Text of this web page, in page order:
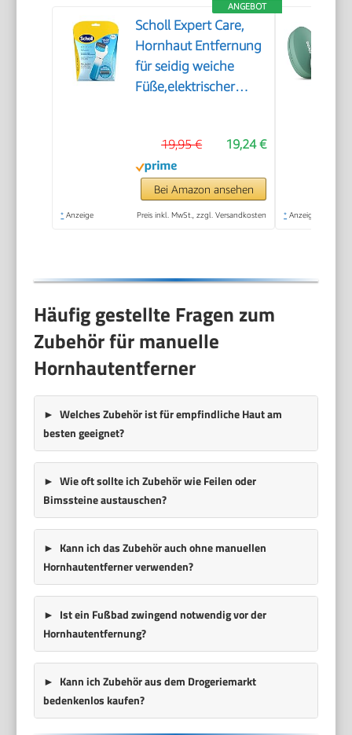
ANGEBOT
Scholl Expert Care,
Hornhaut Entfernung
für seidig weiche
Füße,elektrischer
Meeresmineralien
Rolle für präzise
Ergebnisse,1 Gerät
19,24 €
19,95 €
Bei Amazon ansehen
* Anzeige Preis inkl. MwSt., zzgl. Versandkosten * Anzeige
Häufig gestellte Fragen zum
Zubehör für manuelle
Hornhautentferner
Welches Zubehör ist für empfindliche Haut am
besten geeignet?
Wie oft sollte ich Zubehör wie Feilen oder
Bimssteine austauschen?
Kann ich das Zubehör auch ohne manuellen
Hornhautentferner verwenden?
Ist ein Fußbad zwingend notwendig vor der
Hornhautentfernung?
Kann ich Zubehör aus dem Drogeriemarkt
bedenkenlos kaufen?